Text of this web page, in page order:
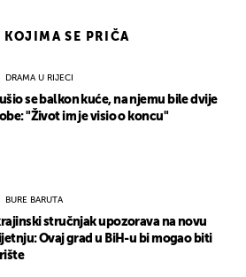
SE PRIČA
DRAMA U RIJECI
se balkon kuće, na njemu bile dvije
"Život im je visio o koncu"
BURE BARUTA
stručnjak upozorava na novu
Ovaj grad u BiH-u bi mogao biti